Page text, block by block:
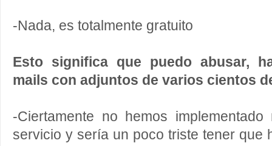
-Nada, es totalmente gratuito
Esto significa que puedo abusar,
mails con adjuntos de varios cientos
-Ciertamente no hemos
servicio y sería un poco triste tener que